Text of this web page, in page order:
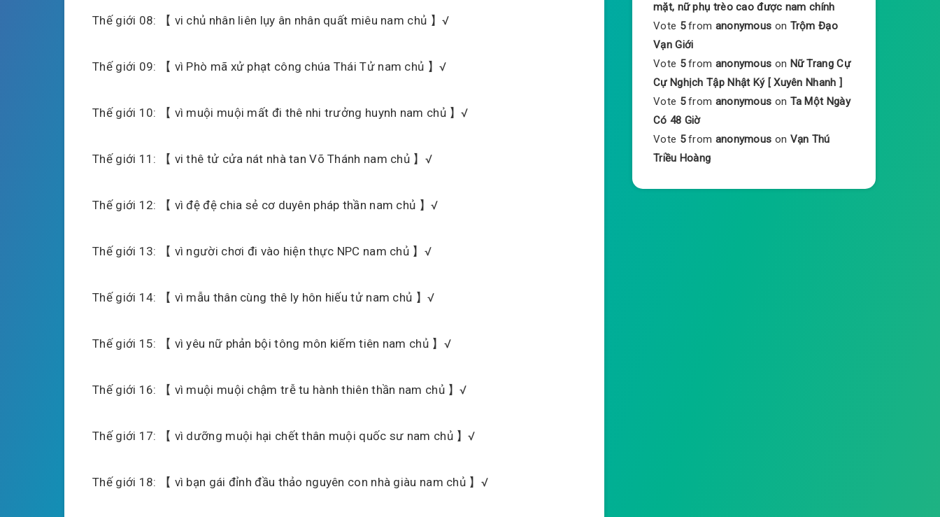
Thế giới 08: 【 vi chủ nhân liên lụy ân nhân quất miêu nam chủ 】√
Thế giới 09: 【 vì Phò mã xử phạt công chúa Thái Tử nam chủ 】√
Thế giới 10: 【 vì muội muội mất đi thê nhi trưởng huynh nam chủ 】√
Thế giới 11: 【 vi thê tử cửa nát nhà tan Võ Thánh nam chủ 】√
Thế giới 12: 【 vì đệ đệ chia sẻ cơ duyên pháp thần nam chủ 】√
Thế giới 13: 【 vì người chơi đi vào hiện thực NPC nam chủ 】√
Thế giới 14: 【 vì mẫu thân cùng thê ly hôn hiếu tử nam chủ 】√
Thế giới 15: 【 vì yêu nữ phản bội tông môn kiếm tiên nam chủ 】√
Thế giới 16: 【 vì muội muội chậm trễ tu hành thiên thần nam chủ 】√
Thế giới 17: 【 vì dưỡng muội hại chết thân muội quốc sư nam chủ 】√
Thế giới 18: 【 vì bạn gái đỉnh đầu thảo nguyên con nhà giàu nam chủ 】√
mặt, nữ phụ trèo cao được nam chính
Vote 5 from anonymous on Trộm Đạo
Vạn Giới
Vote 5 from anonymous on Nữ Trang Cự
Cự Nghịch Tập Nhật Ký [ Xuyên Nhanh ]
Vote 5 from anonymous on Ta Một Ngày
Có 48 Giờ
Vote 5 from anonymous on Vạn Thú
Triều Hoàng